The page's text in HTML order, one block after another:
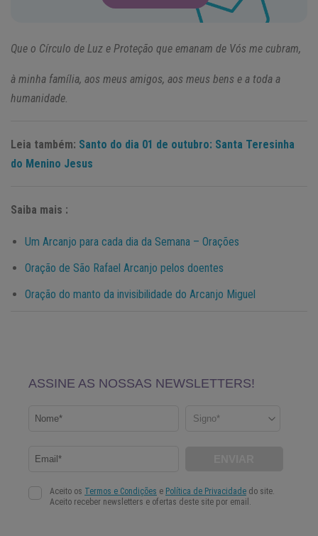
Que o Círculo de Luz e Proteção que emanam de Vós me cubram,
à minha família, aos meus amigos, aos meus bens e a toda a
humanidade.
Leia também: Santo do dia 01 de outubro: Santa Teresinha
do Menino Jesus
Saiba mais :
Um Arcanjo para cada dia da Semana – Orações
Oração de São Rafael Arcanjo pelos doentes
Oração do manto da invisibilidade do Arcanjo Miguel